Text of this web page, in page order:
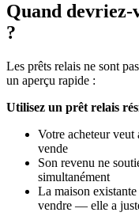
Quand
?
Les prêts relais ne sont
un aperçu rapide :
Utilisez un prêt relais
Votre acheteur veut
vende
Son revenu ne
simultanément
La maison
vendre — elle a